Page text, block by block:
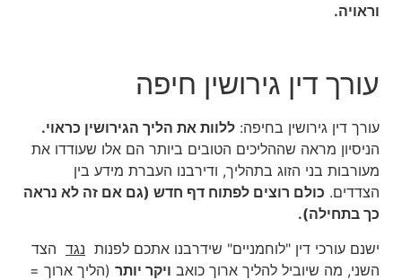
וראויה.
עורך דין גירושין חיפה
עורך דין גירושין בחיפה: ללוות את הליך הגירושין כראוי.
הניסיון מראה שההליכים הטובים ביותר הם אלו שעודדו את
מעורבות בני הזוג בתהליך, ודירבנו העברת מידע בין
הצדדים. כולם רוצים לפתוח דף חדש (גם אם זה לא נראה
כך בתחילה).
ישנם עורכי דין "לוחמניים" שידרבנו אתכם לפנות נגד הצד
השני, מה שיוביל להליך ארוך כואב ויקר יותר (הליך ארוך =